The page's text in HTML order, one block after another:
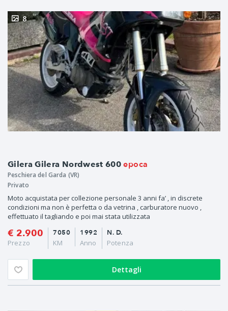
Gilera Gilera Nordwest 600 epoca
8
Peschiera del Garda (VR)
Privato
Moto acquistata per collezione personale 3 anni fa’ , in discrete
condizioni ma non è perfetta o da vetrina , carburatore nuovo ,
effettuato il tagliando e poi mai stata utilizzata
€ 2.900
Prezzo
1992
Anno
7050
KM
N. D.
Potenza
Dettagli